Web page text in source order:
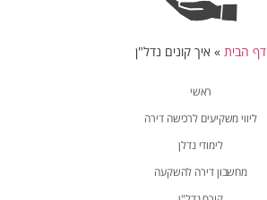
ראשי
ליווי משקיעים לרכישה דירה
לימודי נדלן
מחשבון דירה להשקעה
דף הבית » איך קונים נדל"ן